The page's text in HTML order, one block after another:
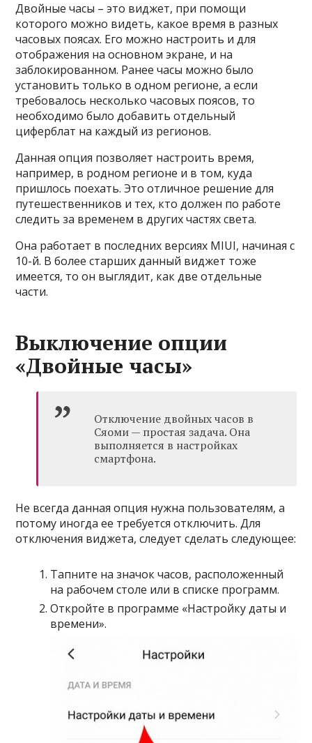
Двойные часы – это виджет, при помощи
которого можно видеть, какое время в разных
часовых поясах. Его можно настроить и для
отображения на основном экране, и на
заблокированном. Ранее часы можно было
установить только в одном регионе, а если
требовалось несколько часовых поясов, то
необходимо было добавить отдельный
циферблат на каждый из регионов.
Данная опция позволяет настроить время,
например, в родном регионе и в том, куда
пришлось поехать. Это отличное решение для
путешественников и тех, кто должен по работе
следить за временем в других частях света.
Она работает в последних версиях MIUI, начиная с
10-й. В более старших данный виджет тоже
имеется, то он выглядит, как две отдельные
части.
Выключение опции
«Двойные часы»
Отключение двойных часов в
Сяоми — простая задача. Она
выполняется в настройках
смартфона.
Не всегда данная опция нужна пользователям, а
потому иногда ее требуется отключить. Для
отключения виджета, следует сделать следующее:
Тапните на значок часов, расположенный
на рабочем столе или в списке программ.
Откройте в программе «Настройку даты и
времени».